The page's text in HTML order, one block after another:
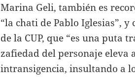
Marina Geli, también es
“la chati de Pablo Iglesias”,
de la CUP, que “es una puta
zafiedad del personaje eleva
intransigencia, insultando a